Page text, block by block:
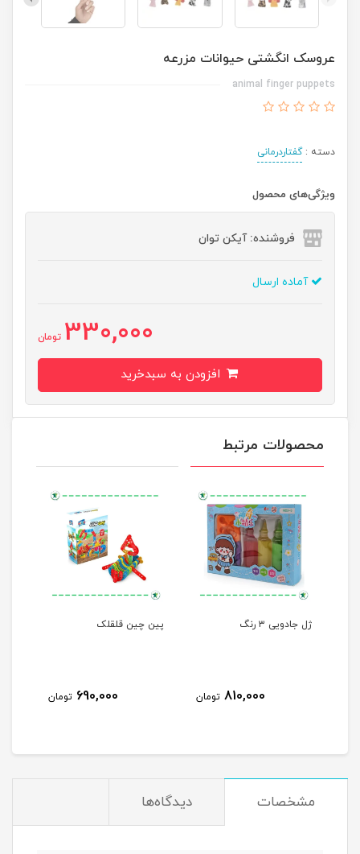
عروسک انگشتی حیوانات مزرعه
animal finger puppets
دسته :گفتاردرمانی
ویژگی‌های محصول
فروشنده: آیکن توان
آماده ارسال
330,000 تومان
محصولات مرتبط
ژل جادویی ۳ رنگ
810,000 تومان
پین چین قلقلک
690,000 تومان
مشخصات دیدگاه‌ها